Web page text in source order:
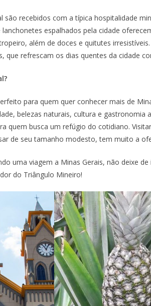
são recebidos com a típica hospitalidade
lanchonetes espalhados pela cidade
além de doces e quitutes
que refrescam os dias quentes da cidade
para quem quer conhecer mais de
belezas naturais, cultura e gastronomia
quem busca um refúgio do cotidiano.
de seu tamanho modesto, tem muito a
uma viagem a Minas Gerais, não deixe
do Triângulo Mineiro!